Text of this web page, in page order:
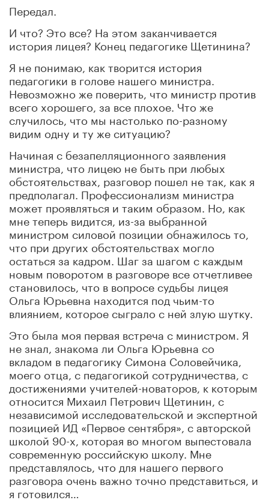
Передал.
И что? Это все? На этом заканчивается
история лицея? Конец педагогике Щетинина?
Я не понимаю, как творится история
педагогики в голове нашего министра.
Невозможно же поверить, что министр против
всего хорошего, за все плохое. Что же
случилось, что мы настолько по-разному
видим одну и ту же ситуацию?
Начиная с безапелляционного заявления
министра, что лицею не быть при любых
обстоятельствах, разговор пошел не так, как я
предполагал. Профессионализм министра
может проявляться и таким образом. Но, как
мне теперь видится, из-за выбранной
министром силовой позиции обнажилось то,
что при других обстоятельствах могло
остаться за кадром. Шаг за шагом с каждым
новым поворотом в разговоре все отчетливее
становилось, что в вопросе судьбы лицея
Ольга Юрьевна находится под чьим-то
влиянием, которое сыграло с ней злую шутку.
Это была моя первая встреча с министром. Я
не знал, знакома ли Ольга Юрьевна со
вкладом в педагогику Симона Соловейчика,
моего отца, с педагогикой сотрудничества, с
достижениями учителей-новаторов, к которым
относится Михаил Петрович Щетинин, с
независимой исследовательской и экспертной
позицией ИД «Первое сентября», с авторской
школой 90-х, которая во многом выпестовала
современную российскую школу. Мне
представлялось, что для нашего первого
разговора очень важно точно представиться, и
я готовился…